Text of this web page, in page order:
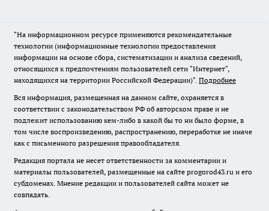
"На информационном ресурсе применяются рекомендательные
технологии (информационные технологии предоставления
информации на основе сбора, систематизации и анализа сведений,
относящихся к предпочтениям пользователей сети "Интернет",
находящихся на территории Российской Федерации)". Подробнее
Вся информация, размещенная на данном сайте, охраняется в
соответствии с законодательством РФ об авторском праве и не
подлежит использованию кем-либо в какой бы то ни было форме, в
том числе воспроизведению, распространению, переработке не иначе
как с письменного разрешения правообладателя.
Редакция портала не несет ответственности за комментарии и
материалы пользователей, размещенные на сайте progorod43.ru и его
субдоменах. Мнение редакции и пользователей сайта может не
совпадать.